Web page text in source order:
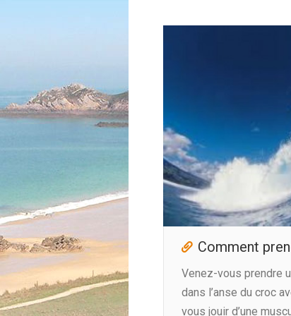
Comment
Venez-vous prendre
dans l’anse du croc
vous jouir d’une